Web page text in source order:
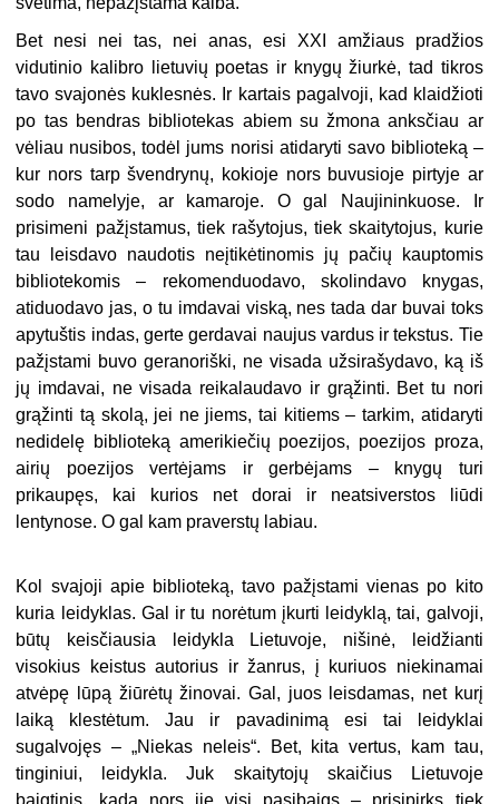
Bet nesi nei tas, nei anas, esi XXI amžiaus pradžios
vidutinio kalibro lietuvių poetas ir knygų žiurkė, tad tikros
tavo svajonės kuklesnės. Ir kartais pagalvoji, kad klaidžioti
po tas bendras bibliotekas abiem su žmona anksčiau ar
vėliau nusibos, todėl jums norisi atidaryti savo biblioteką –
kur nors tarp švendrynų, kokioje nors buvusioje pirtyje ar
sodo namelyje, ar kamaroje. O gal Naujininkuose. Ir
prisimeni pažįstamus, tiek rašytojus, tiek skaitytojus, kurie
tau leisdavo naudotis neįtikėtinomis jų pačių kauptomis
bibliotekomis – rekomenduodavo, skolindavo knygas,
atiduodavo jas, o tu imdavai viską, nes tada dar buvai toks
apytuštis indas, gerte gerdavai naujus vardus ir tekstus. Tie
pažįstami buvo geranoriški, ne visada užsirašydavo, ką iš
jų imdavai, ne visada reikalaudavo ir grąžinti. Bet tu nori
grąžinti tą skolą, jei ne jiems, tai kitiems – tarkim, atidaryti
nedidelę biblioteką amerikiečių poezijos, poezijos proza,
airių poezijos vertėjams ir gerbėjams – knygų turi
prikaupęs, kai kurios net dorai ir neatsiverstos liūdi
lentynose. O gal kam praverstų labiau.
Kol svajoji apie biblioteką, tavo pažįstami vienas po kito
kuria leidyklas. Gal ir tu norėtum įkurti leidyklą, tai, galvoji,
būtų keisčiausia leidykla Lietuvoje, nišinė, leidžianti
visokius keistus autorius ir žanrus, į kuriuos niekinamai
atvėpę lūpą žiūrėtų žinovai. Gal, juos leisdamas, net kurį
laiką klestėtum. Jau ir pavadinimą esi tai leidyklai
sugalvojęs – „Niekas neleis“. Bet, kita vertus, kam tau,
tinginiui, leidykla. Juk skaitytojų skaičius Lietuvoje
baigtinis, kada nors jie visi pasibaigs – prisipirks tiek